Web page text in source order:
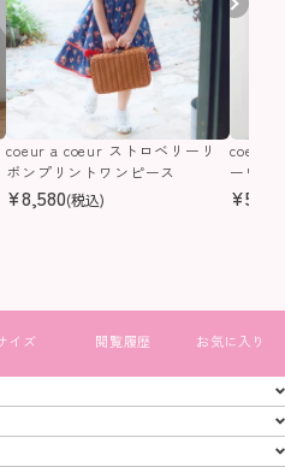
coeur a coeur ストロベリーリ
ボンプリントワンピース
¥8,580(税込)
coeur
ーワン
¥